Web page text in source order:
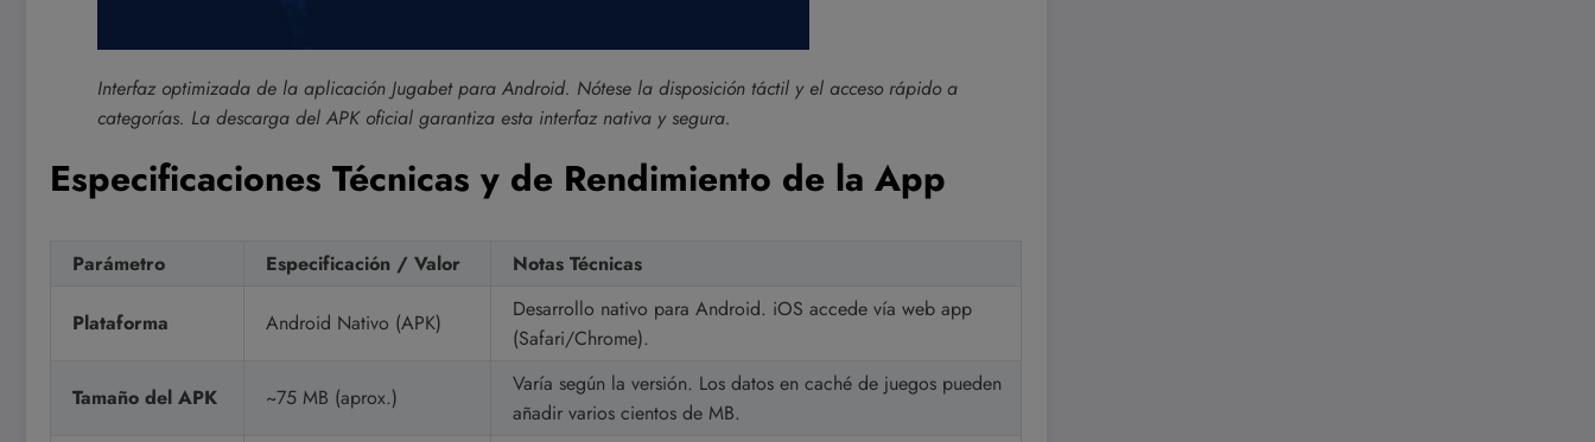
Interfaz optimizada de la aplicación Jugabet para Android. Nótese la disposición táctil y el acceso rápido a
categorías. La descarga del APK oficial garantiza esta interfaz nativa y segura.
Especificaciones Técnicas y de Rendimiento de la App
Parámetro Especificación / Valor Notas Técnicas
Plataforma Android Nativo (APK)
Desarrollo nativo para Android. iOS accede vía web app
(Safari/Chrome).
Tamaño del APK ~75 MB (aprox.)
Varía según la versión. Los datos en caché de juegos pueden
añadir varios cientos de MB.